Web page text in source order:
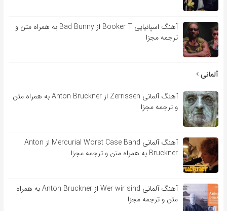
آهنگ اسپانیایی Booker T از Bad Bunny به همراه متن و
ترجمه مجزا
آلمانی
آهنگ آلمانی Zerrissen از Anton Bruckner به همراه متن
و ترجمه مجزا
آهنگ آلمانی Mercurial Worst Case Band از Anton
Bruckner به همراه متن و ترجمه مجزا
آهنگ آلمانی Wer wir sind از Anton Bruckner به همراه
متن و ترجمه مجزا